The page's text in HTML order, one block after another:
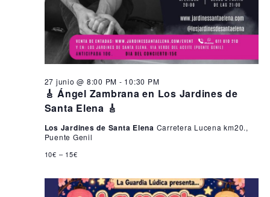
🎸 Ángel Zambrana en Los Jardines de
Santa Elena 🎸
27 junio @ 8:00 PM - 10:30 PM
Los Jardines de Santa Elena Carretera Lucena km20.,
Puente Genil
10€ – 15€